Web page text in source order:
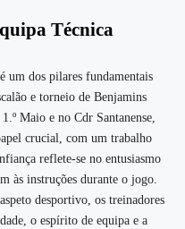
Técnica
um dos pilares fundamentais
e torneio de Benjamins
Maio e no Cdr Santanense,
crucial, com um trabalho
reflete-se no entusiasmo
às instruções durante o jogo.
desportivo, os treinadores
o espírito de equipa e a